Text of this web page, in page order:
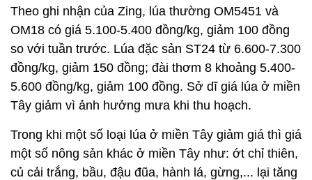
Theo ghi nhận của Zing, lúa thường OM5451 và
OM18 có giá 5.100-5.400 đồng/kg, giảm 100 đồng
so với tuần trước. Lúa đặc sản ST24 từ 6.600-7.300
đồng/kg, giảm 150 đồng; đài thơm 8 khoảng 5.400-
5.600 đồng/kg, giảm 100 đồng. Sở dĩ giá lúa ở miền
Tây giảm vì ảnh hưởng mưa khi thu hoạch.
Trong khi một số loại lúa ở miền Tây giảm giá thì giá
một số nông sản khác ở miền Tây như: ớt chỉ thiên,
củ cải trắng, bầu, đậu đũa, hành lá, gừng,... lại tăng